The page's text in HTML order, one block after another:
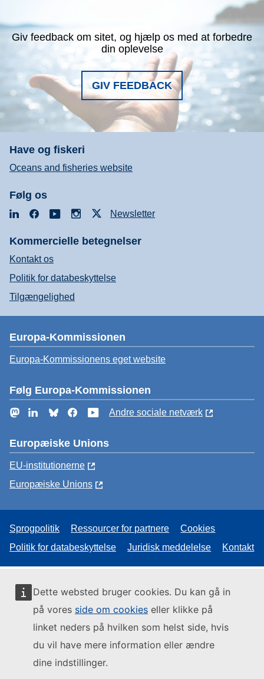
Dette websted bruger cookies. Du kan gå in
på vores side om cookies eller klikke på
linket neders på hvilken som helst side, hvis
du vil have mere information eller ændre
dine indstillinger.
Giv feedback om sitet, og hjælp os med at forbedre
din oplevelse
GIV FEEDBACK
Have og fiskeri
Oceans and fisheries website
Følg os
LinkedInFacebookYouTubeInstagramNewsletter
Kommercielle betegnelser
Kontakt os
Politik for databeskyttelse
Tilgængelighed
Europa-Kommissionen
Europa-Kommissionens eget website
Følg Europa-Kommissionen
MastodonLinkedInBlueskyFacebookYouTube
Andre sociale netværk
Europæiske Unions
EU-institutionerne
Europæiske Unions
Sprogpolitik Ressourcer for partnere
Cookies
Politik for databeskyttelse
Juridisk meddelelse Kontakt